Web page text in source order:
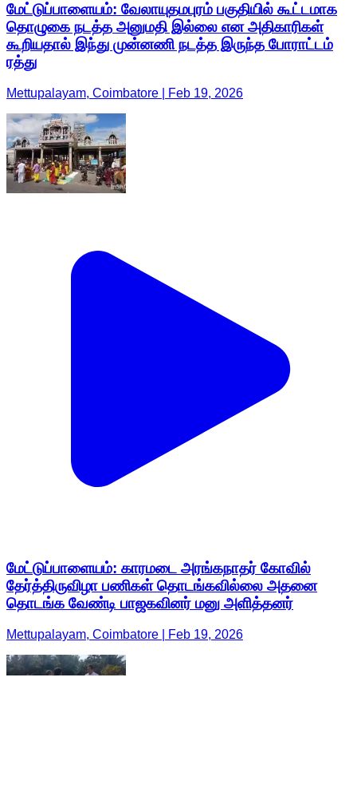
மேட்டுப்பாளையம்: வேலாயுதமபுரம் பகுதியில் கூட்டமாக
தொழுகை நடத்த அனுமதி இல்லை என அதிகாரிகள்
கூறியதால் இந்து முன்னணி நடத்த இருந்த போராட்டம்
ரத்து
Mettupalayam, Coimbatore | Feb 19, 2026
மேட்டுப்பாளையம்: காரமடை அரங்கநாதர் கோவில்
தேர்த்திருவிழா பணிகள் தொடங்கவில்லை அதனை
தொடங்க வேண்டி பாஜகவினர் மனு அளித்தனர்
Mettupalayam, Coimbatore | Feb 19, 2026